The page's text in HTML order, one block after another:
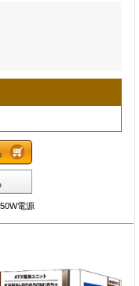
電源